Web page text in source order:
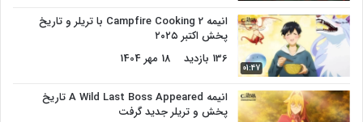
01:47
انیمه Campfire Cooking 2 با تریلر و تاریخ
پخش اکتبر ۲۰۲۵
136 بازدید
18 مهر 1404
انیمه A Wild Last Boss Appeared تاریخ
پخش و تریلر جدید گرفت